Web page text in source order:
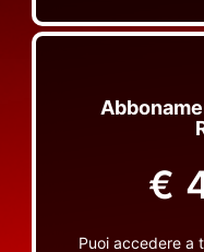
€
Puoi accedere a